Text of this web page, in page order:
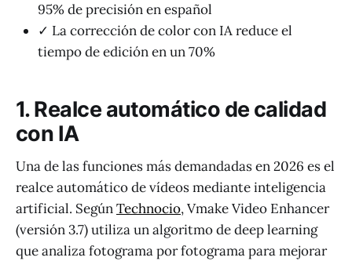
95% de precisión en español
✓ La corrección de color con IA reduce el
tiempo de edición en un 70%
1. Realce automático de calidad
con IA
Una de las funciones más demandadas en 2026 es el
realce automático de vídeos mediante inteligencia
artificial. SegúnTechnocio, Vmake Video Enhancer
(versión 3.7) utiliza un algoritmo de deep learning
que analiza fotograma por fotograma para mejorar